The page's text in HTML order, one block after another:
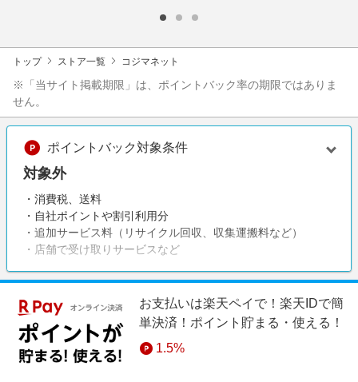
トップ ストア一覧 コジマネット
※「当サイト掲載期限」は、ポイントバック率の期限ではありま
せん。
ポイントバック対象条件
対象外
・消費税、送料
・自社ポイントや割引利用分
・追加サービス料（リサイクル回収、収集運搬料など）
・店舗で受け取りサービスなど
お支払いは楽天ペイで！楽天IDで簡
単決済！ポイント貯まる・使える！
1.5%